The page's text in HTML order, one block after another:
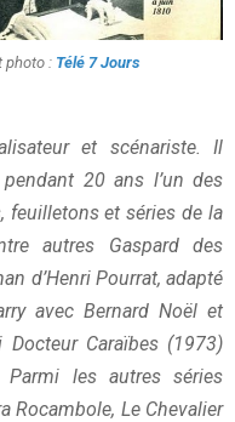
photo : Télé 7 Jours
et scénariste. Il
20 ans l’un des
feuilletons et séries de la
autres Gaspard des
d’Henri Pourrat, adapté
avec Bernard Noël et
Caraïbes (1973)
les autres séries
Rocambole, Le Chevalier